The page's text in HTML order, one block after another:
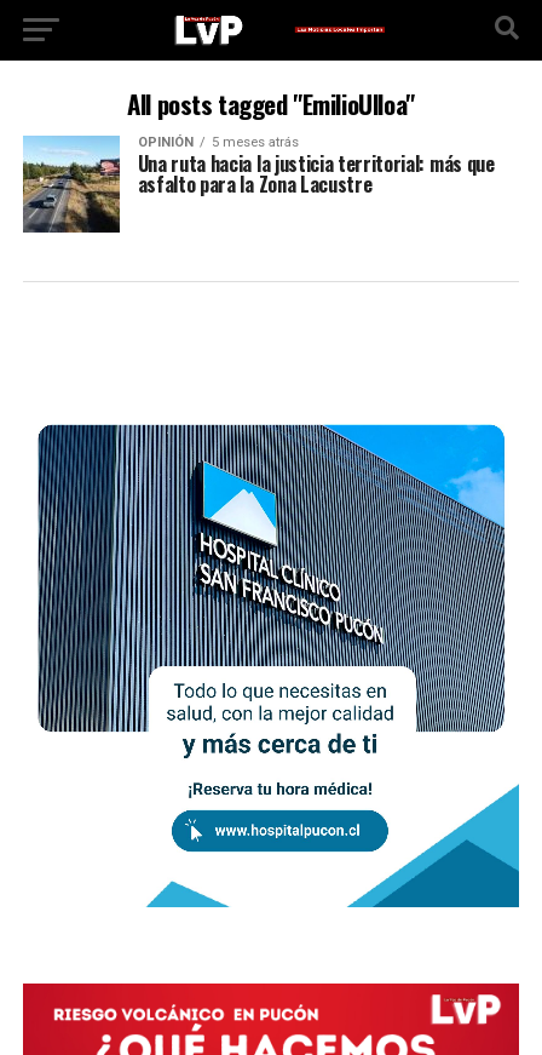
All posts tagged "EmilioUlloa"
OPINIÓN 5 meses atrás
Una ruta hacia la justicia territorial: más que
asfalto para la Zona Lacustre